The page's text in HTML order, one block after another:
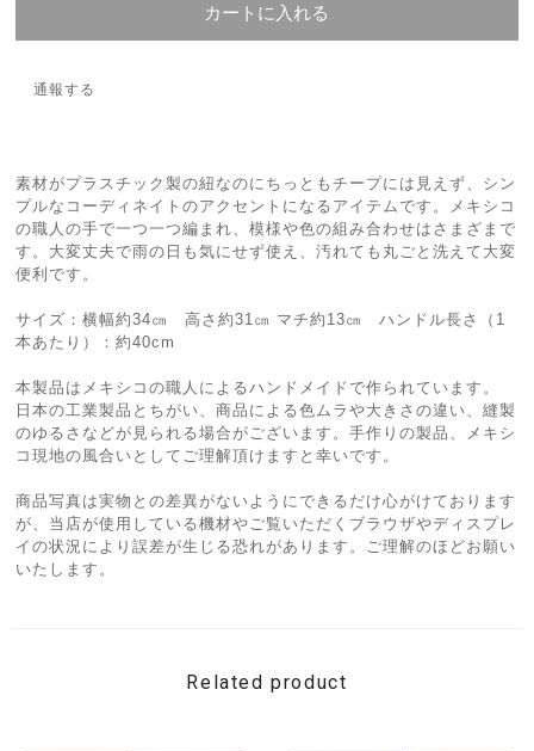
カートに入れる
通報する
素材がプラスチック製の紐なのにちっともチープには見えず、シン
プルなコーディネイトのアクセントになるアイテムです。メキシコ
の職人の手で一つ一つ編まれ、模様や色の組み合わせはさまざまで
す。大変丈夫で雨の日も気にせず使え、汚れても丸ごと洗えて大変
便利です。
サイズ：横幅約34㎝ 高さ約31㎝ マチ約13㎝ ハンドル長さ（1
本あたり）：約40cm
本製品はメキシコの職人によるハンドメイドで作られています。
日本の工業製品とちがい、商品による色ムラや大きさの違い、縫製
のゆるさなどが見られる場合がございます。手作りの製品、メキシ
コ現地の風合いとしてご理解頂けますと幸いです。
商品写真は実物との差異がないようにできるだけ心がけております
が、当店が使用している機材やご覧いただくブラウザやディスプレ
イの状況により誤差が生じる恐れがあります。ご理解のほどお願い
いたします。
Related product